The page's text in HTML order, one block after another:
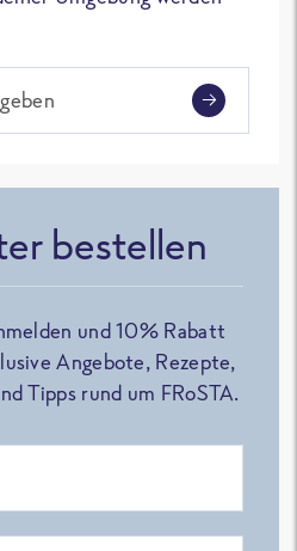
bestellen
und 10% Rabatt
Angebote, Rezepte,
Tipps rund um FRoSTA.